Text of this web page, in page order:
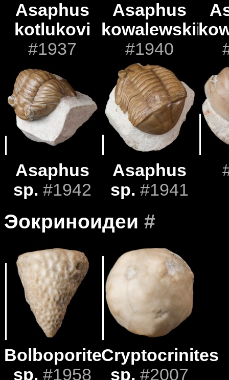
Asaphus
kotlukovi
#1937
Asaphus
kowalewskii
#1940
Asaphus
sp. #1942
Asaphus
sp. #1941
Эокриноидеи #
Bolboporites
sp. #1958
Cryptocrinites
sp. #2007